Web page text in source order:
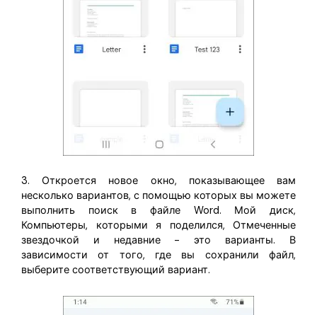
3. Откроется новое окно, показывающее вам
несколько вариантов, с помощью которых вы можете
выполнить поиск в файле Word. Мой диск,
Компьютеры, которыми я поделился, Отмеченные
звездочкой и недавние - это варианты. В
зависимости от того, где вы сохранили файл,
выберите соответствующий вариант.